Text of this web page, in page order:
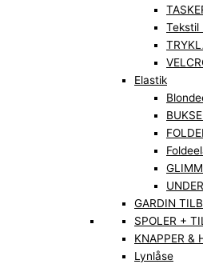
Tekstil
Elastik
GARDIN
SPOLER +
KNAPPER &
Lynlåse